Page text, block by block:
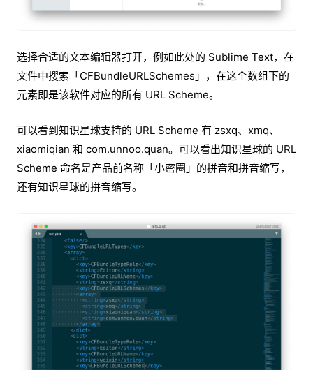
选择合适的文本编辑器打开，例如此处的 Sublime Text，在
文件中搜索「CFBundleURLSchemes」，在这个数组下的
元素即是该软件对应的所有 URL Scheme。
可以看到知识星球支持的 URL Scheme 有 zsxq、xmq、
xiaomiqian 和 com.unnoo.quan。可以看出知识星球的 URL
Scheme 命名是产品前名称「小密圈」的拼音和拼音缩写，
还有知识星球的拼音缩写。